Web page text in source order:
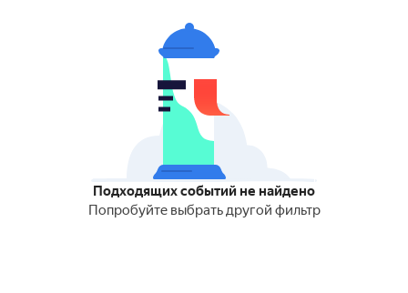
Подходящих событий не найдено
Попробуйте выбрать другой фильтр